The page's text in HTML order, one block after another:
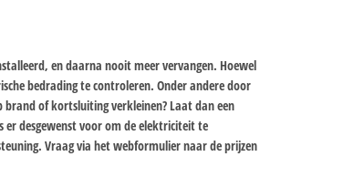
en daarna nooit meer vervangen. Hoewel
bedrading te controleren. Onder andere door
brand of kortsluiting verkleinen? Laat dan een
desgewenst voor om de elektriciteit te
Vraag via het webformulier naar de prijzen